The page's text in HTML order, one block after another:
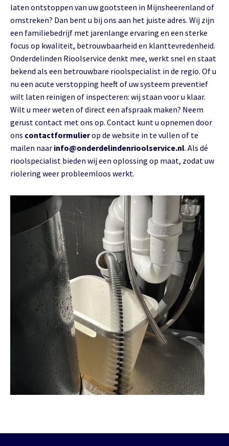
laten ontstoppen van uw gootsteen in Mijnsheerenland of
omstreken? Dan bent u bij ons aan het juiste adres. Wij zijn
een familiebedrijf met jarenlange ervaring en een sterke
focus op kwaliteit, betrouwbaarheid en klanttevredenheid.
Onderdelinden Rioolservice denkt mee, werkt snel en staat
bekend als een betrouwbare rioolspecialist in de regio. Of u
nu een acute verstopping heeft of uw systeem preventief
wilt laten reinigen of inspecteren: wij staan voor u klaar.
Wilt u meer weten of direct een afspraak maken? Neem
gerust contact met ons op. Contact kunt u opnemen door
ons contactformulierop de website in te vullen of te
mailen naar info@onderdelindenrioolservice.nl. Als dé
rioolspecialist bieden wij een oplossing op maat, zodat uw
riolering weer probleemloos werkt.